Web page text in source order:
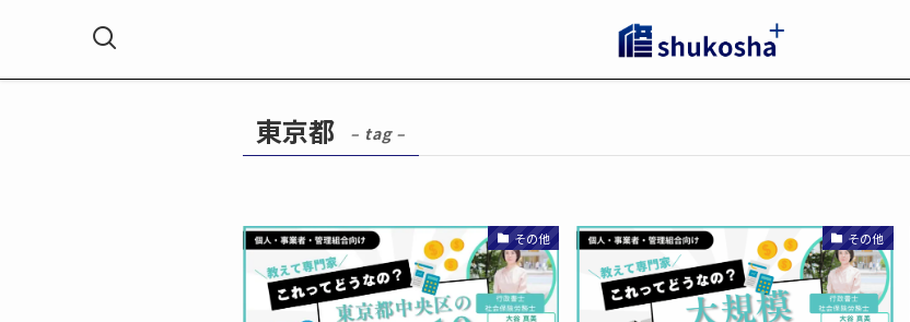
東京都 – tag –
その他 その他